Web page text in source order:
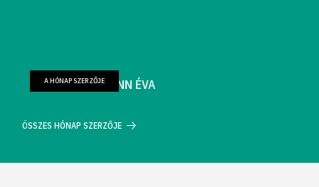
FARKAS WELLMANN ÉVA
A HÓNAP SZERZŐJE
ÖSSZES HÓNAP SZERZŐJE